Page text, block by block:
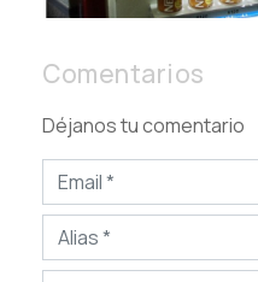
Comentarios
Déjanos tu comentario